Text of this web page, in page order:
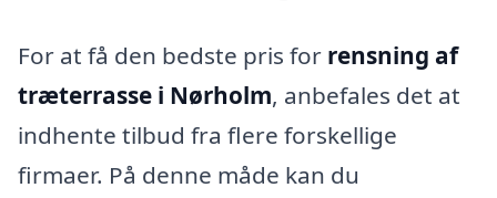
For at få den bedste pris for rensning af
træterrasse i Nørholm, anbefales det at
indhente tilbud fra flere forskellige
firmaer. På denne måde kan du